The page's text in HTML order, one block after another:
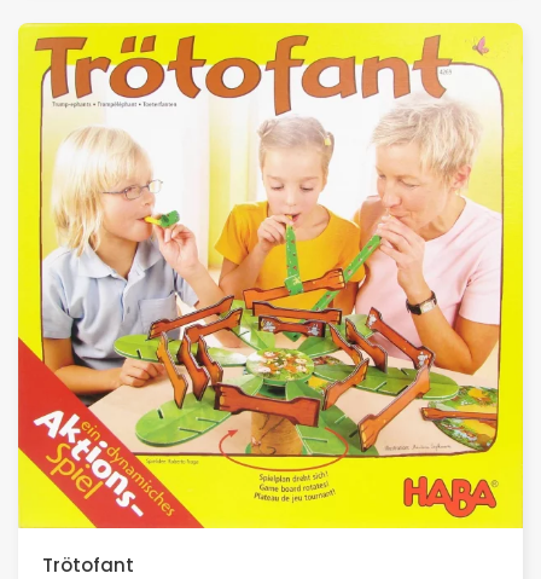
Trötofant